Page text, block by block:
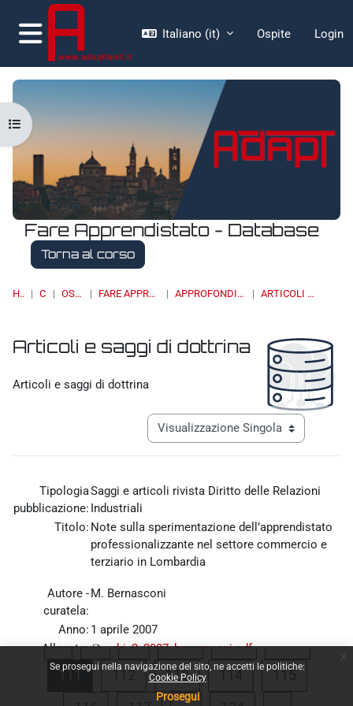
Vai al contenuto principale
Se prosegui nella navigazione del sito, ne accetti le politiche:
Cookie Policy
Prosegui
Pannello laterale
Italiano ‎(it)‎ Ospite Login
Fare Apprendistato - Database
Torna al corso
HOME CORSI OSSERVATORI FARE APPRENDISTATO - DATABASE APPROFONDIMENTI, STUDI E RICERCHE ARTICOLI E SAGGI DI DOTTRINA
Apri indice del corso
Articoli e saggi di dottrina
Articoli e saggi di dottrina
Navigazione terziaria modalità
Tipologia
pubblicazione:
Saggi e articoli rivista Diritto delle Relazioni
Industriali
Titolo: Note sulla sperimentazione dell’apprendistato
professionalizzante nel settore commercio e
terziario in Lombardia
Autore -
curatela:
M. Bernasconi
Anno: 1 aprile 2007
Allegato:
dri_2_2007_bernasconi.pdf
« Pagina precedente
1Pagina 1
… 108 Pagina 108
109Pagina 109
110
111Pagina 111
112Pagina 112
113Pagina 113
114Pagina 114
115Pagina